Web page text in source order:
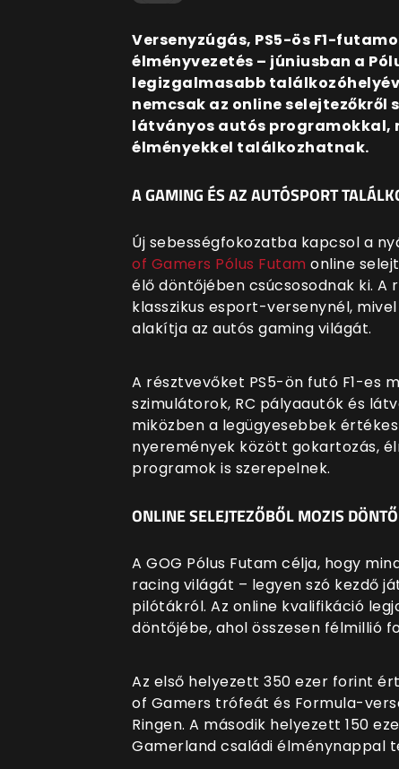
Versenyzúgás, PS5-ös F1-
élményvezetés – júniusban a
legizgalmasabb
nemcsak az online
látványos autós programokkal,
élményekkel találkozhatnak.
A GAMING ÉS AZ AUTÓSPORT
Új sebességfokozatba kapcsol a
of Gamers Pólus Futam online
élő döntőjében csúcsosodnak ki.
klasszikus esport-versenynél,
alakítja az autós gaming világát.
A résztvevőket PS5-ön futó F1-es
szimulátorok, RC pályaautók és
miközben a legügyesebbek
nyeremények között gokartozás,
programok is szerepelnek.
ONLINE SELEJTEZŐBŐL MOZIS DÖNTŐ
A GOG Pólus Futam célja, hogy
racing világát – legyen szó kezdő
pilótákról. Az online kvalifikáció
döntőjébe, ahol összesen félmillió
Az első helyezett 350 ezer forint
of Gamers trófeát és Formula-
Ringen. A második helyezett 150
Gamerland családi élménynappal